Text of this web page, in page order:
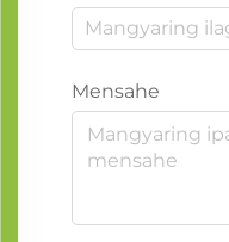
Mensahe